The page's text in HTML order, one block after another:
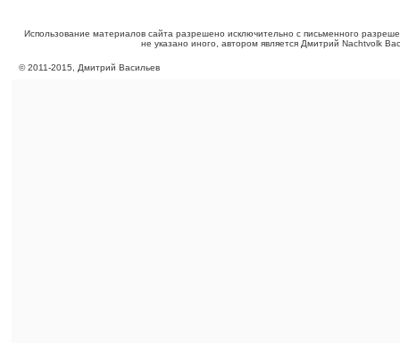
Использование материалов сайта разрешено исключительно с письменного
не указано иного, автором является Дмитрий Nachtvolk
©2011-2015 , Дмитрий Васильев